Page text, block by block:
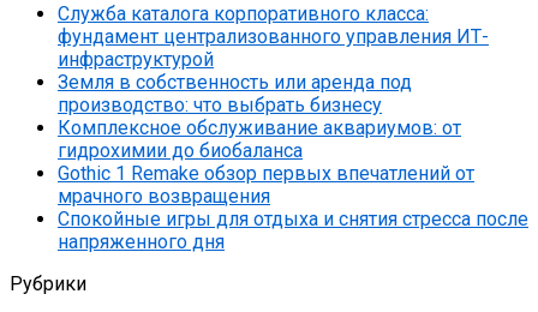
Служба каталога корпоративного класса:
фундамент централизованного управления ИТ-
инфраструктурой
Земля в собственность или аренда под
производство: что выбрать бизнесу
Комплексное обслуживание аквариумов: от
гидрохимии до биобаланса
Gothic 1 Remake обзор первых впечатлений от
мрачного возвращения
Спокойные игры для отдыха и снятия стресса после
напряженного дня
Рубрики